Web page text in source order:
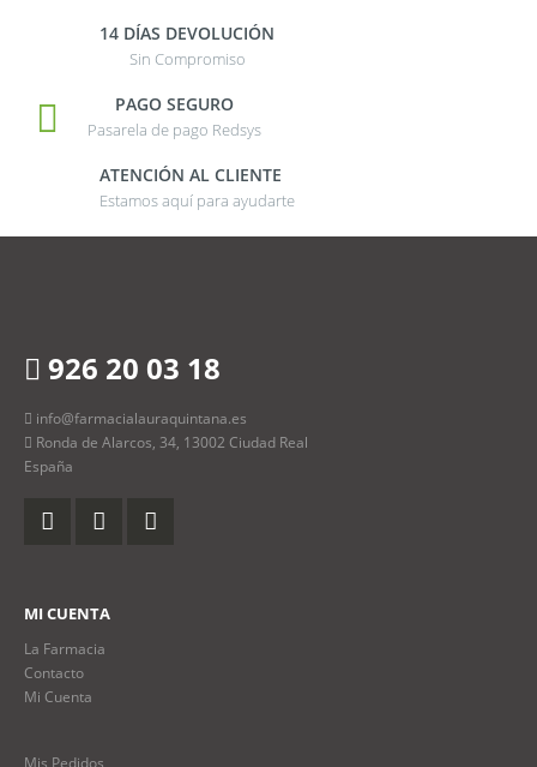
14 DÍAS DEVOLUCIÓN
Sin Compromiso
PAGO SEGURO
Pasarela de pago Redsys
ATENCIÓN AL CLIENTE
Estamos aquí para ayudarte
926 20 03 18
info@farmacialauraquintana.es
Ronda de Alarcos, 34, 13002 Ciudad Real
España
MI CUENTA
La Farmacia
Contacto
Mi Cuenta
Mis Pedidos